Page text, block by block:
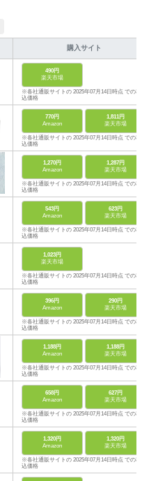
購入サイト
490円
楽天市場
※各社通販サイトの 2025年07月14日時点 での税
込価格
770円
Amazon
1,811円
楽天市場
※各社通販サイトの 2025年07月14日時点 での税
込価格
1,270円
Amazon
1,287円
楽天市場
※各社通販サイトの 2025年07月14日時点 での税
込価格
543円
Amazon
623円
楽天市場
※各社通販サイトの 2025年07月14日時点 での税
込価格
1,023円
楽天市場
※各社通販サイトの 2025年07月14日時点 での税
込価格
396円
Amazon
290円
楽天市場
※各社通販サイトの 2025年07月14日時点 での税
込価格
1,188円
Amazon
1,188円
楽天市場
※各社通販サイトの 2025年07月14日時点 での税
込価格
658円
Amazon
627円
楽天市場
※各社通販サイトの 2025年07月14日時点 での税
込価格
1,320円
Amazon
1,320円
楽天市場
※各社通販サイトの 2025年07月14日時点 での税
込価格